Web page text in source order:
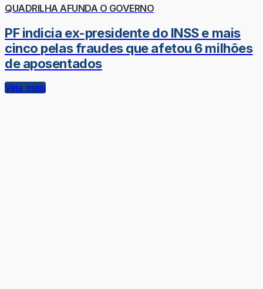
QUADRILHA AFUNDA O GOVERNO
PF indicia ex-presidente do INSS e mais
cinco pelas fraudes que afetou 6 milhões
de aposentados
Veja mais